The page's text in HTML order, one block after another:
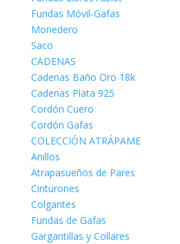
Fundas Móvil-Gafas
Monedero
Saco
CADENAS
Cadenas Baño Oro 18k
Cadenas Plata 925
Cordón Cuero
Cordón Gafas
COLECCIÓN ATRÁPAME
Anillos
Atrapasueños de Pares
Cinturones
Colgantes
Fundas de Gafas
Gargantillas y Collares